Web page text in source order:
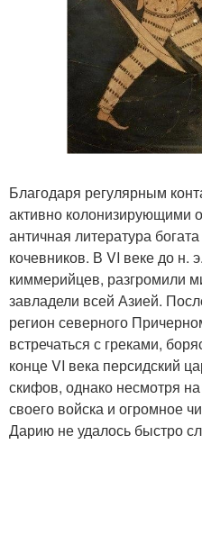
Благодаря регулярным
активно колонизирующими
античная литература
кочевников. В VI веке до н.
киммерийцев, разгромили
завладели всей Азией.
регион северного
встречаться с греками,
конце VI века персидский
скифов, однако несмотря
своего войска и огромное
Дарию не удалось быстро